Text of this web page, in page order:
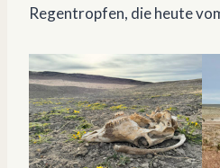
Regentropfen, die heute